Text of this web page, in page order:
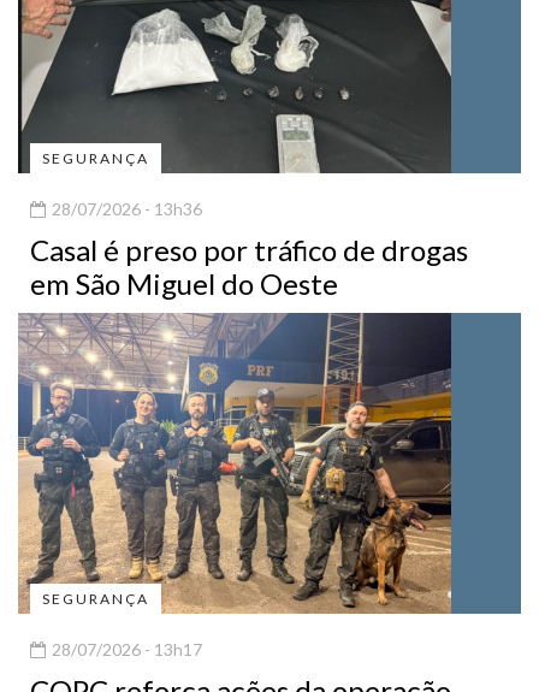
SEGURANÇA
28/07/2026 - 13h36
Casal é preso por tráfico de drogas
em São Miguel do Oeste
SEGURANÇA
28/07/2026 - 13h17